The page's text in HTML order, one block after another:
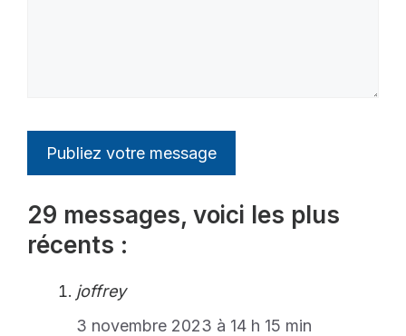
29 messages, voici les plus
récents :
joffrey
3 novembre 2023 à 14 h 15 min